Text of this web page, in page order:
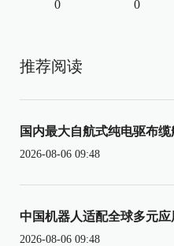
0 0
推荐阅读
国内最大自航式纯电驱布
2026-08-06 09:48
中国机器人适配全球多元应
2026-08-06 09:48